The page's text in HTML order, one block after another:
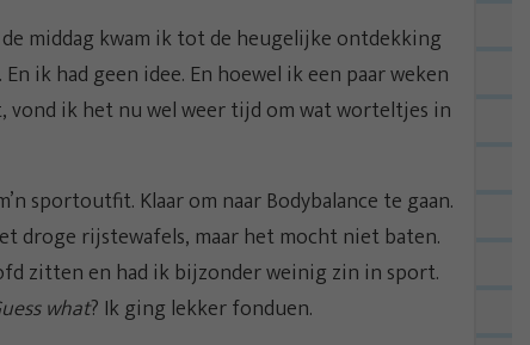
middag kwam ik tot de heugelijke ontdekking
ik had geen idee. En hoewel ik een paar weken
ik het nu wel weer tijd om wat worteltjes in
sportoutfit. Klaar om naar Bodybalance te gaan.
droge rijstewafels, maar het mocht niet baten.
zitten en had ik bijzonder weinig zin in sport.
what? Ik ging lekker fonduen.